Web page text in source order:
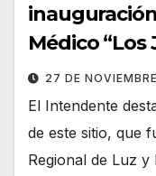
Médico “Los
27 DE
El Intendente
de este sitio, que
Regional de Luz y